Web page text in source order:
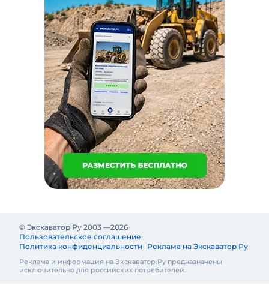
© Экскаватор Ру 2003 —2026
Пользовательское соглашение
Политика конфиденциальности Реклама на Экскаватор Ру
Реклама и информация на Экскаватор.Ру предназначены
исключительно для российских потребителей.